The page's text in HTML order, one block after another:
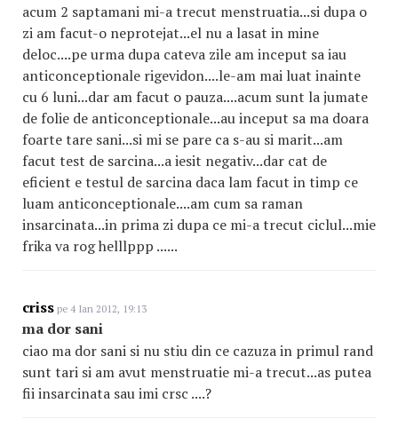
acum 2 saptamani mi-a trecut menstruatia...si dupa o
zi am facut-o neprotejat...el nu a lasat in mine
deloc....pe urma dupa cateva zile am inceput sa iau
anticonceptionale rigevidon....le-am mai luat inainte
cu 6 luni...dar am facut o pauza....acum sunt la jumate
de folie de anticonceptionale...au inceput sa ma doara
foarte tare sani...si mi se pare ca s-au si marit...am
facut test de sarcina...a iesit negativ...dar cat de
eficient e testul de sarcina daca lam facut in timp ce
luam anticonceptionale....am cum sa raman
insarcinata...in prima zi dupa ce mi-a trecut ciclul...mie
frika va rog helllppp ......
criss pe 4 Ian 2012, 19:13
ma dor sani
ciao ma dor sani si nu stiu din ce cazuza in primul rand
sunt tari si am avut menstruatie mi-a trecut...as putea
fii insarcinata sau imi crsc ....?